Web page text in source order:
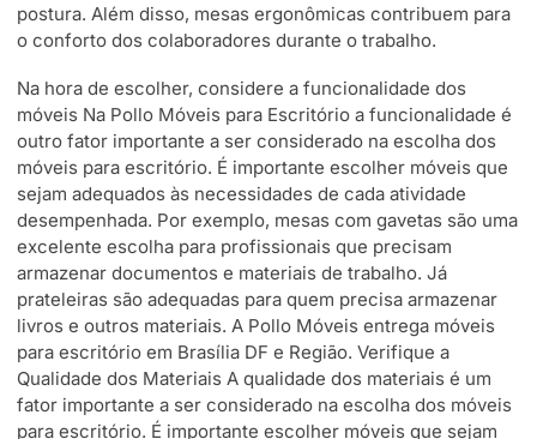
postura. Além disso, mesas ergonômicas contribuem para
o conforto dos colaboradores durante o trabalho.
Na hora de escolher, considere a funcionalidade dos
móveis Na Pollo Móveis para Escritório a funcionalidade é
outro fator importante a ser considerado na escolha dos
móveis para escritório. É importante escolher móveis que
sejam adequados às necessidades de cada atividade
desempenhada. Por exemplo, mesas com gavetas são uma
excelente escolha para profissionais que precisam
armazenar documentos e materiais de trabalho. Já
prateleiras são adequadas para quem precisa armazenar
livros e outros materiais. A Pollo Móveis entrega móveis
para escritório em Brasília DF e Região. Verifique a
Qualidade dos Materiais A qualidade dos materiais é um
fator importante a ser considerado na escolha dos móveis
para escritório. É importante escolher móveis que sejam